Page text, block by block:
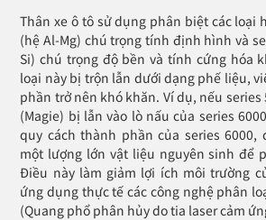
Thân xe ô tô sử dụng phân biệt các loại
(hệ Al-Mg) chú trọng tính định hình và
Si) chú trọng độ bền và tính cứng hóa
loại này bị trộn lẫn dưới dạng phế liệu,
phần trở nên khó khăn. Ví dụ, nếu series
(Magie) bị lẫn vào lò nấu của series
quy cách thành phần của series 6000,
một lượng lớn vật liệu nguyên sinh để
Điều này làm giảm lợi ích môi trường
ứng dụng thực tế các công nghệ phân
(Quang phổ phân hủy do tia laser cảm